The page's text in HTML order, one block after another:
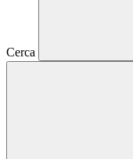
Cerca